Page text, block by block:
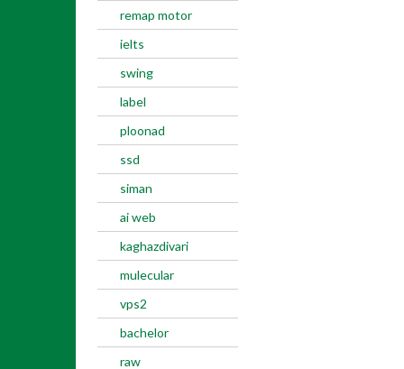
remap motor
ielts
swing
label
ploonad
ssd
siman
ai web
kaghazdivari
mulecular
vps2
bachelor
raw